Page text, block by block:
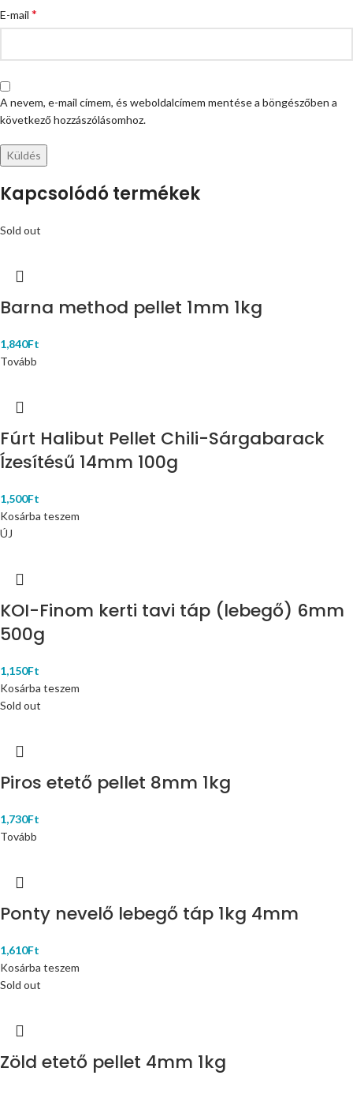
E-mail *
A nevem, e-mail címem, és weboldalcímem mentése a böngészőben a
következő hozzászólásomhoz.
Kapcsolódó termékek
Sold out
Barna method pellet 1mm 1kg
1,840Ft
Tovább
Fúrt Halibut Pellet Chili-Sárgabarack
Ízesítésű 14mm 100g
1,500Ft
Kosárba teszem
ÚJ
KOI-Finom kerti tavi táp (lebegő) 6mm
500g
1,150Ft
Kosárba teszem
Sold out
Piros etető pellet 8mm 1kg
1,730Ft
Tovább
Ponty nevelő lebegő táp 1kg 4mm
1,610Ft
Kosárba teszem
Sold out
Zöld etető pellet 4mm 1kg